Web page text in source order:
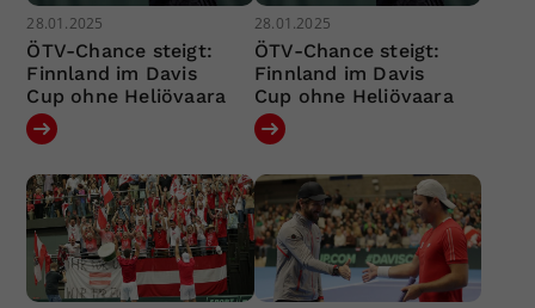
28.01.2025
ÖTV-Chance steigt:
Finnland im Davis
Cup ohne Heliövaara
28.01.2025
ÖTV-Chance steigt:
Finnland im Davis
Cup ohne Heliövaara